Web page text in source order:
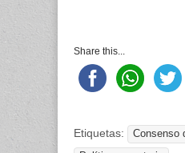
Share this...
Etiquetas: Consenso